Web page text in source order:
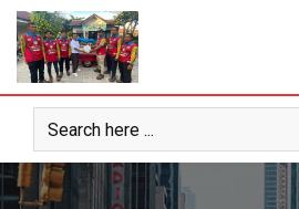
Skip
content